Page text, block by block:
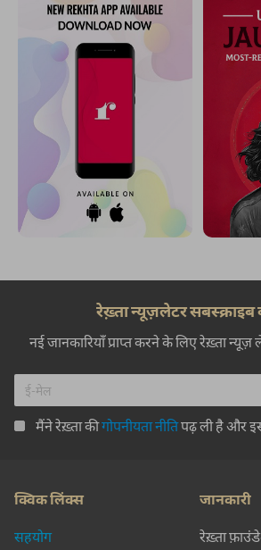
रेख़्ता न्यूज़लेटर सबस्क्राइब
नई जानकारियाँ प्राप्त करने के लिए रेख़्ता न्यूज़
मैंने रेख़्ता कीगोपनीयता नीतिपढ़ ली है और
क्विक लिंक्स
सहयोग
जानकारी
रेख़्ता